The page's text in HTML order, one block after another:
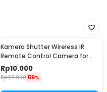
Kamera Shutter Wireless IR
Remote Control Camera for
Sony Camera
Rp10.000
Rp23.900 59%